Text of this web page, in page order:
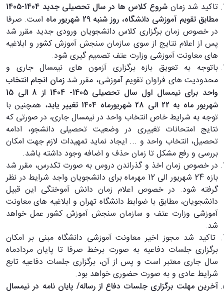
تاکید شد زمان
شروع کلاس ها در سال تحصیلی جدید 1404-1405
مطابق تقویم آموزشی دانشگاه، روز شنبه 29 شهریور ماه
است. صرفا
در خصوص زمان برگزاری کلاس دانشجویان ورودی جدید مقرر شد
پس از اعلام نتایج از سوی سازمان سنجش آموزش کشور و ابلاغیه
های معاونت آموزشی وزارت عتف تصمیم گیری شود.
باتوجه به تعویق بازه برگزاری آزمون های نیمسال جاری و
محدودیت های فراوان تقویم آموزشی، مقرر شدزمان انجام انتخاب
واحد برای نیمسال اول سال تحصیلی 1405- 1404 از 8 الی 15
شهریور ماه به 22 الی 28 شهریورماه 1404 تغییر یابد
، همچنین با
توجه به شرایط خاص انتخاب واحد در نیمسال جاری، در صورتی که
نتایج امتحانات تغییری در وضعیت تحصیلی دانشجو، ادامه
تحصیل، انتخاب واحد و ... ایجاد نماید تمهیدات لازم جهت امکان
بررسی و رفع مشکل تا زمان حذف و اضافه وجود داشته باشد.
در خصوص زمان اخذ و گذراندن دروس به صورت تکدرس، مقرر شد
بازه 24 شهریور الی 12 مهرماه برای دانشجویان واجد شرایط در نظر
گرفته شود. در خصوص اعلام زمان دانش آموختگی این قبیل
دانشجویان، مطابق با ضوابط دانشگاه تهران و ابلاغیه های معاونت
آموزشی وزارت عتف و سازمان سنجش آموزش کشور عمل خواهد
شد.
تاکید شد مجوز اخیر معاونت آموزشی دانشگاه مبنی بر امکان
برگزاری جلسات دفاعیه به صورت برخط صرفا تا پایان مردادماه
سال جاری معتبر است و پس از آن، برگزاری جلسات دفاعیه تابع
شرایط عادی و به صورت حضوری خواهد بود.
آخرین مهلت برگزاری جلسات دفاع از رساله/ پایان نامه در نیمسال